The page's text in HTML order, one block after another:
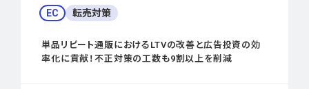
EC 転売対策
単品リピート通販におけるLTVの改善と広告投資の効
率化に貢献！不正対策の工数も9割以上を削減